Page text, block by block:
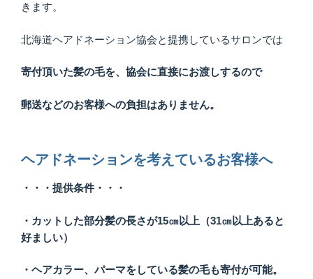
きます。
北海道ヘアドネーション協会と提携しているサロンでは
寄付頂いた髪の毛を、協会に直接にお渡しするので
郵送などのお客様への負担はありません。
ヘアドネーションを考えているお客様へ
・・・提供条件・・・
・カットした部分髪の長さが15㎝以上（31㎝以上あると
好ましい）
・ヘアカラー、パーマをしている髪の毛も寄付が可能。